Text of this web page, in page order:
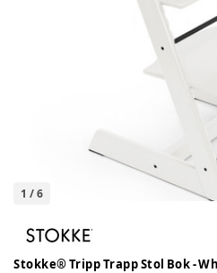
1 /6
Stokke® Tripp Trapp Stol Bok -